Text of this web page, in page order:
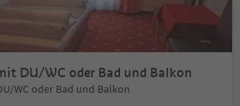
DU/WC oder Bad und Balkon
WC oder Bad und Balkon